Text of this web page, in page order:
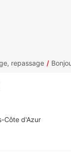
repassage
Côte d'Azur